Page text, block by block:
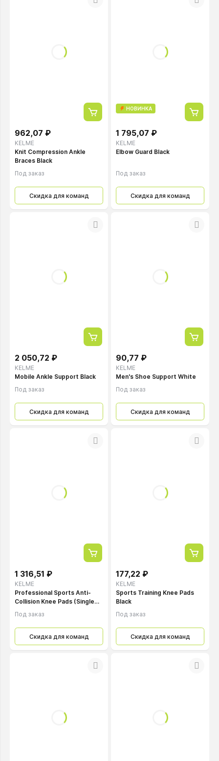
KELME
962,07 ₽
Knit Compression Ankle
Braces Black
Под заказ
Скидка для команд
НОВИНКА
KELME
1 795,07 ₽
Elbow Guard Black
Под заказ
Скидка для команд
KELME
2 050,72 ₽
Mobile Ankle Support Black
Под заказ
Скидка для команд
KELME
90,77 ₽
Men's Shoe Support White
Под заказ
Скидка для команд
KELME
1 316,51 ₽
Professional Sports Anti-
Сollision Knee Pads (Single
Pack) Black
Под заказ
Скидка для команд
KELME
177,22 ₽
Sports Training Knee Pads
Black
Под заказ
Скидка для команд